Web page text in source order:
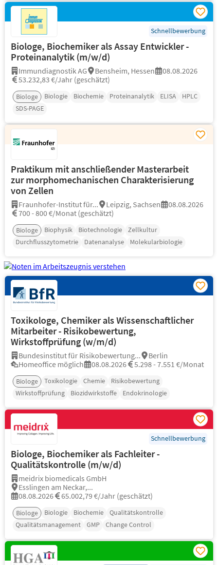
Schnellbewerbung
Biologe, Biochemiker als Assay Entwickler -
Proteinanalytik (m/w/d)
Immundiagnostik AG Bensheim, Hessen
08.08.2026
53.232,83 €/Jahr (geschätzt)
Biologe Biologie Biochemie Proteinanalytik ELISA
HPLC
SDS-PAGE
Praktikum mit anschließender Masterarbeit
zur morphomechanischen Charakterisierung
von Zellen
Fraunhofer-Institut für... Leipzig, Sachsen
08.08.2026
700 - 800 €/Monat (geschätzt)
Biologe Biophysik Biotechnologie
Zellkultur
Durchflusszytometrie
Datenanalyse Molekularbiologie
Toxikologe, Chemiker als Wissenschaftlicher
Mitarbeiter - Risikobewertung,
Wirkstoffprüfung (w/m/d)
Bundesinstitut für Risikobewertung...
Berlin
Homeoffice möglich
08.08.2026 5.298 - 7.551 €/Monat
Biologe Toxikologie Chemie
Risikobewertung
Wirkstoffprüfung
Biozidwirkstoffe Endokrinologie
Schnellbewerbung
Biologe, Biochemiker als Fachleiter -
Qualitätskontrolle (m/w/d)
meidrix biomedicals GmbH
Esslingen am Neckar,...
08.08.2026
65.002,79 €/Jahr (geschätzt)
Biologe Biologie Biochemie
Qualitätskontrolle
Qualitätsmanagement
GMP Change Control